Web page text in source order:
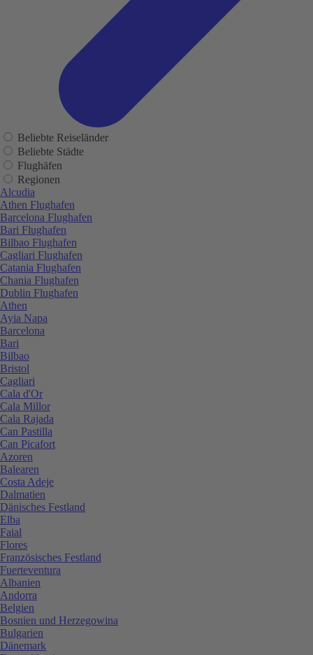
Beliebte Reiseländer
Beliebte Städte
Flughäfen
Regionen
Alcudia
Athen Flughafen
Barcelona Flughafen
Bari Flughafen
Bilbao Flughafen
Cagliari Flughafen
Catania Flughafen
Chania Flughafen
Dublin Flughafen
Athen
Ayia Napa
Barcelona
Bari
Bilbao
Bristol
Cagliari
Cala d'Or
Cala Millor
Cala Rajada
Can Pastilla
Can Picafort
Azoren
Balearen
Costa Adeje
Dalmatien
Dänisches Festland
Elba
Faial
Flores
Französisches Festland
Fuerteventura
Albanien
Andorra
Belgien
Bosnien und Herzegowina
Bulgarien
Dänemark